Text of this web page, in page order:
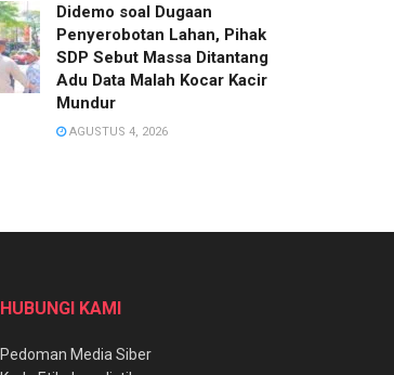
Didemo soal Dugaan
Penyerobotan Lahan, Pihak
SDP Sebut Massa Ditantang
Adu Data Malah Kocar Kacir
Mundur
AGUSTUS 4, 2026
HUBUNGI KAMI
Pedoman Media Siber